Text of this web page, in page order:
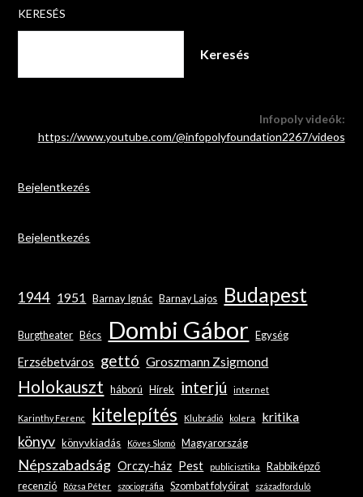
KERESÉS
Keresés
Infopoly videók:
https://www.youtube.com/@infopolyfoundation2267/videos
Bejelentkezés
Bejelentkezés
1944 1951 Barnay Ignác Barnay Lajos Budapest
Burgtheater Bécs Dombi Gábor Egység
Erzsébetváros gettó Groszmann Zsigmond
Holokauszt háború Hírek interjú internet
Karinthy Ferenc kitelepítés Klubrádió kolera kritika
könyv könyvkiadás Köves Slomó Magyarország
Népszabadság Orczy-ház Pest publicisztika
Rabbiképző
recenzió
Rózsa Péter szociográfia Szombat folyóirat századforduló